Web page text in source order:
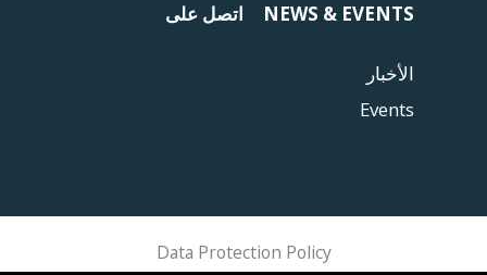
NEWS & EVENTS
الأخبار
Events
اتصل على
Data Protection Policy